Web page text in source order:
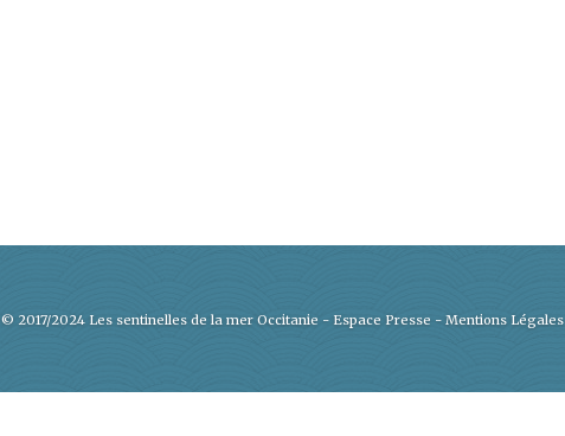
© 2017/2024 Les sentinelles de la mer Occitanie - Espace Presse - Mentions Légales